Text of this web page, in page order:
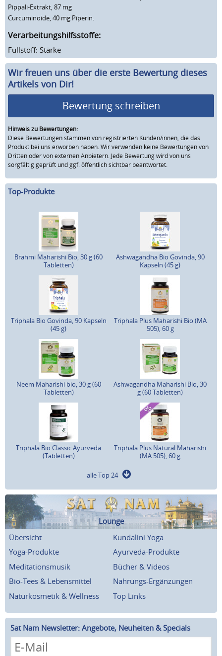
Pippali-Extrakt, 87 mg
Curcuminoide, 40 mg Piperin.
Verarbeitungshilfsstoffe:
Füllstoff: Stärke
Wir freuen uns über die erste Bewertung dieses
Artikels von Dir!
Bewertung schreiben
Hinweis zu Bewertungen:
Diese Bewertungen stammen von registrierten Kunden/innen, die das
Produkt bei uns erworben haben. Wir verwenden keine Bewertungen von
Dritten oder von externen Anbietern. Jede Bewertung wird von uns
sorgfältig geprüft und ggf. öffentlich sichtbar beantwortet.
Top-Produkte
Brahmi Maharishi Bio, 30 g (60
Tabletten)
Ashwagandha Bio Govinda, 90
Kapseln (45 g)
Triphala Bio Govinda, 90 Kapseln
(45 g)
Triphala Plus Maharishi Bio (MA
505), 60 g
Neem Maharishi bio, 30 g (60
Tabletten)
Ashwagandha Maharishi Bio, 30
g (60 Tabletten)
Triphala Bio Classic Ayurveda
(Tabletten)
Triphala Plus Natural Maharishi
(MA 505), 60 g
alle Top 24
Lounge
Übersicht
Kundalini Yoga
Yoga-Produkte
Ayurveda-Produkte
Meditationsmusik
Bücher & Videos
Bio-Tees & Lebensmittel
Nahrungs-Ergänzungen
Naturkosmetik & Wellness
Top Links
Sat Nam Newsletter: Angebote, Neuheiten & Specials